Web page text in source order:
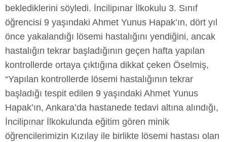
beklediklerini söyledi. İncilipınar İlkokulu 3. Sınıf
öğrencisi 9 yaşındaki Ahmet Yunus Hapak’ın, dört yıl
önce yakalandığı lösemi hastalığını yendiğini, ancak
hastalığın tekrar başladığının geçen hafta yapılan
kontrollerde ortaya çıktığına dikkat çeken Öselmiş,
“Yapılan kontrollerde lösemi hastalığının tekrar
başladığı tespit edilen 9 yaşındaki Ahmet Yunus
Hapak’ın, Ankara’da hastanede tedavi altına alındığı,
İncilipınar İlkokulunda eğitim gören minik
öğrencilerimizin Kızılay ile birlikte lösemi hastası olan